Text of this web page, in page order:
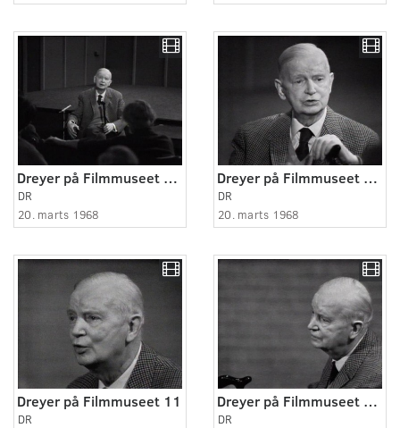
Dreyer på Filmmuseet 07.
DR
20. marts 1968
Dreyer på Filmmuseet 03.
DR
20. marts 1968
Dreyer på Filmmuseet 11
DR
Dreyer på Filmmuseet 06.
DR